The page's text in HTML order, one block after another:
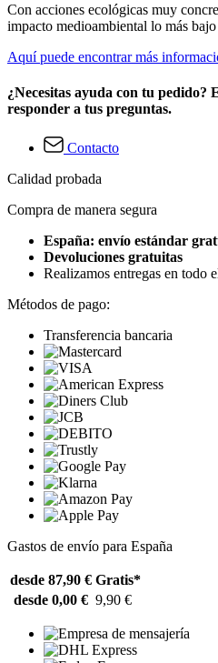
Con acciones ecológicas muy
impacto medioambiental lo más
Aquí puede encontrar más
¿Necesitas ayuda con tu pedido?
responder a tus preguntas.
Contacto
Calidad probada
Compra de manera segura
España: envío estándar
Devoluciones gratuitas
Realizamos entregas en todo
Métodos de pago:
Transferencia bancaria
Gastos de envío para España
desde 87,90 € Gratis*
desde 0,00 € 9,90 €